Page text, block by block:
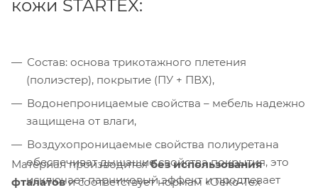
кожи STARTEX:
Состав: основа трикотажного плетения
(полиэстер), покрытие (ПУ + ПВХ),
Водонепроницаемые свойства – мебель надежно
защищена от влаги,
Воздухопроницаемые свойства полиуретана
обеспечиват дышащие свойства покрытия, это
исключает парниковый эффект и продлевает
Материал производитсябез использования
фталатови соответствует нормам «Oeko-Tex